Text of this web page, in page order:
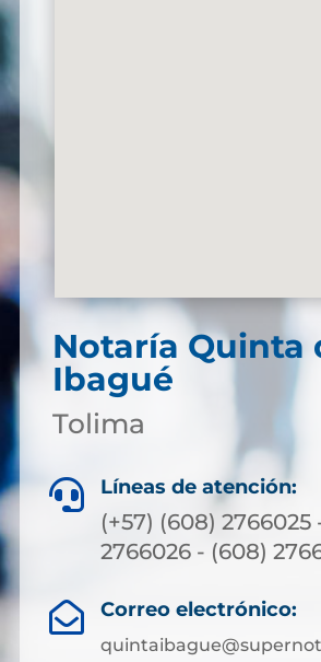
Notaría Quinta
Ibagué
Tolima
 Líneas de atención:
(+57) (608) 2766025
2766026 - (608)
 Correo electrónico: